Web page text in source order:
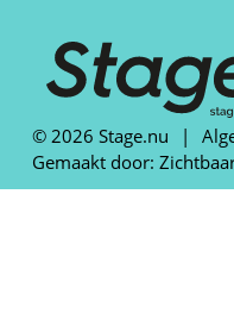
© 2026 Stage.nu |
Gemaakt door: